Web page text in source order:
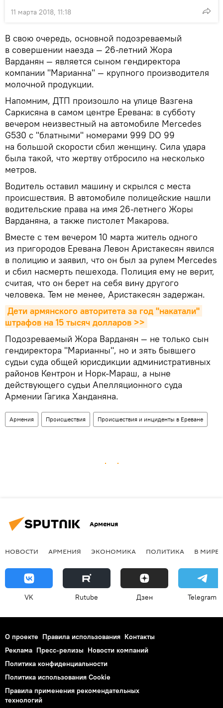
11 марта 2018, 11:18
В свою очередь, основной подозреваемый
в совершении наезда — 26-летний Жора
Варданян — является сыном гендиректора
компании "Марианна" — крупного производителя
молочной продукции.
Напомним, ДТП произошло на улице Вазгена
Саркисяна в самом центре Еревана: в субботу
вечером неизвестный на автомобиле Mercedes
G530 с "блатными" номерами 999 DO 99
на большой скорости сбил женщину. Сила удара
была такой, что жертву отбросило на несколько
метров.
Водитель оставил машину и скрылся с места
происшествия. В автомобиле полицейские нашли
водительские права на имя 26-летнего Жоры
Варданяна, а также пистолет Макарова.
Вместе с тем вечером 10 марта житель одного
из пригородов Еревана Левон Аристакесян явился
в полицию и заявил, что он был за рулем Mercedes
и сбил насмерть пешехода. Полиция ему не верит,
считая, что он берет на себя вину другого
человека. Тем не менее, Аристакесян задержан.
Дети армянского авторитета за год "накатали"
штрафов на 15 тысяч долларов >>
Подозреваемый Жора Варданян — не только сын
гендиректора "Марианны", но и зять бывшего
судьи суда общей юрисдикции административных
районов Кентрон и Норк-Мараш, а ныне
действующего судьи Апелляционного суда
Армении Гагика Ханданяна.
Армения Происшествия Происшествия и инциденты в Ереване
Армения
НОВОСТИ АРМЕНИЯ ЭКОНОМИКА ПОЛИТИКА В МИРЕ
VK Rutube Дзен Telegram
О проекте Правила использования Контакты
Реклама Пресс-релизы Новости компаний
Политика конфиденциальности
Политика использования Cookie
Правила применения рекомендательных
технологий